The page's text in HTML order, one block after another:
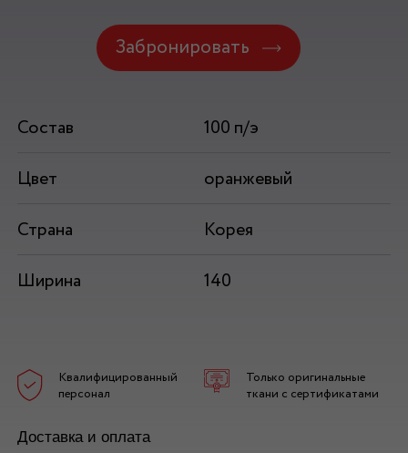
Забронировать
Состав
100 п/э
Цвет
оранжевый
Страна
Корея
Ширина
140
Квалифицированный
персонал
Только оригинальные
ткани с сертификатами
Доставка и оплата